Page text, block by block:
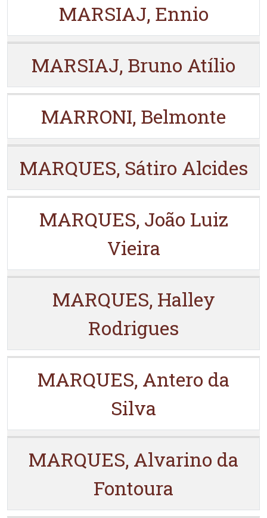
MARSIAJ, Ennio
MARSIAJ, Bruno Atílio
MARRONI, Belmonte
MARQUES, Sátiro Alcides
MARQUES, João Luiz
Vieira
MARQUES, Halley
Rodrigues
MARQUES, Antero da
Silva
MARQUES, Alvarino da
Fontoura